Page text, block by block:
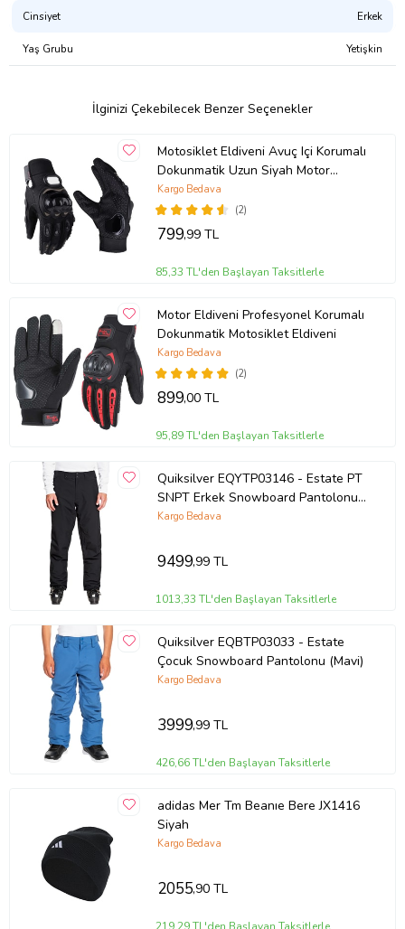
Cinsiyet Erkek
Yaş Grubu Yetişkin
İlginizi Çekebilecek Benzer Seçenekler
Motosiklet Eldiveni Avuç Içi Korumalı
Dokunmatik Uzun Siyah Motor
Eldiven Kemik Motorcu Eldiveni
(2)
Kargo Bedava
799,99 TL
85,33 TL'den Başlayan Taksitlerle
Motor Eldiveni Profesyonel Korumalı
Dokunmatik Motosiklet Eldiveni
(2)
Kargo Bedava
899,00 TL
95,89 TL'den Başlayan Taksitlerle
Quiksilver EQYTP03146 - Estate PT
SNPT Erkek Snowboard Pantolonu
(Siyah)
Kargo Bedava
9499,99 TL
1013,33 TL'den Başlayan Taksitlerle
Quiksilver EQBTP03033 - Estate
Çocuk Snowboard Pantolonu (Mavi)
Kargo Bedava
3999,99 TL
426,66 TL'den Başlayan Taksitlerle
adidas Mer Tm Beanıe Bere JX1416
Siyah
Kargo Bedava
2055,90 TL
219,29 TL'den Başlayan Taksitlerle